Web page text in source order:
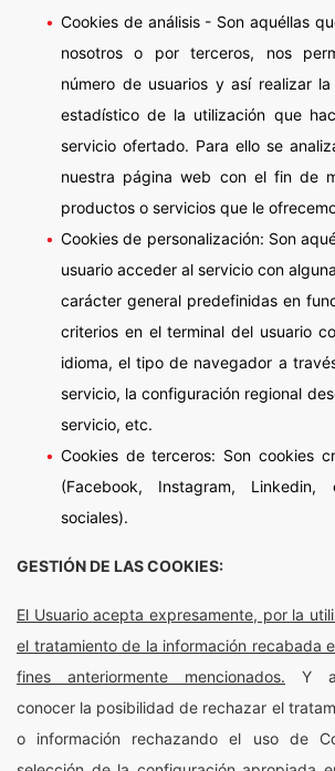
Cookies de análisis - Son aquéllas
nosotros o por terceros, nos
número de usuarios y así realizar
estadístico de la utilización que
servicio ofertado. Para ello se
nuestra página web con el fin de
productos o servicios que le
Cookies de personalización: Son
usuario acceder al servicio con
carácter general predefinidas en
criterios en el terminal del usuario
idioma, el tipo de navegador a
servicio, la configuración regional
servicio, etc.
Cookies de terceros: Son cookies
(Facebook, Instagram,
sociales).
GESTIÓN DE LAS COOKIES:
El Usuario acepta expresamente, por la
el tratamiento de la información recabada
fines anteriormente mencionados. Y
conocer la posibilidad de rechazar el
o información rechazando el uso de